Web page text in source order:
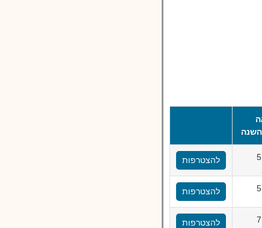
להצטרפות
להצטרפות
להצטרפות